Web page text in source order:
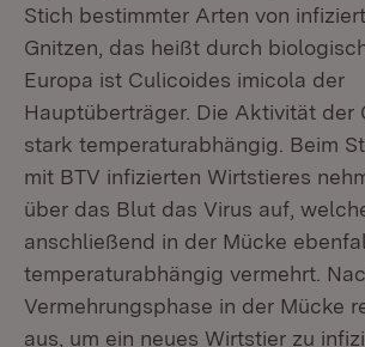
Stich bestimmter Arten von
Gnitzen, das heißt durch
Europa ist Culicoides imicola der
Hauptüberträger. Die Aktivität der
stark temperaturabhängig. Beim
mit BTV infizierten Wirtstieres
über das Blut das Virus auf,
anschließend in der Mücke
temperaturabhängig vermehrt.
Vermehrungsphase in der Mücke
aus, um ein neues Wirtstier zu